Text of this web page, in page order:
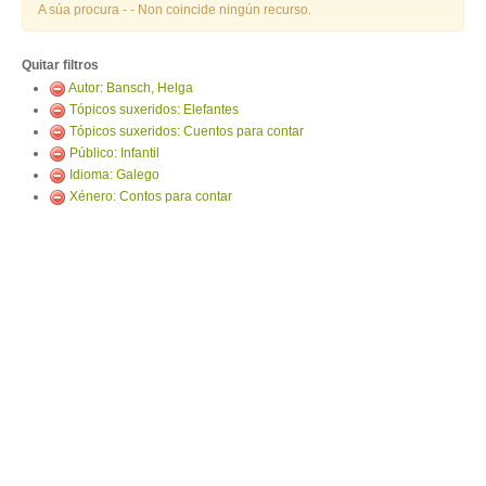
A súa procura - - Non coincide ningún recurso.
Quitar filtros
Autor: Bansch, Helga
Tópicos suxeridos: Elefantes
Tópicos suxeridos: Cuentos para contar
Público: Infantil
Idioma: Galego
Xénero: Contos para contar